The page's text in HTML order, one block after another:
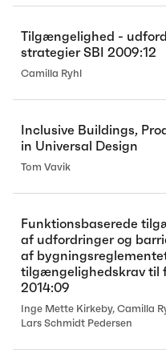
Tilgængelighed -
strategier SBI 2009:12
Camilla Ryhl
Inclusive Buildings,
in Universal Design
Tom Vavik
Funktionsbaserede
af udfordringer og
af
tilgængelighedskrav til
2014:09
Inge Mette Kirkeby, Camilla
Lars Schmidt Pedersen